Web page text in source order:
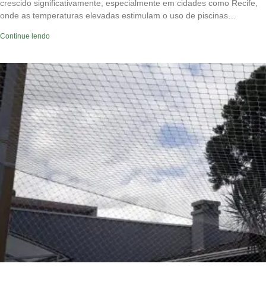
crescido significativamente, especialmente em cidades como Recife,
onde as temperaturas elevadas estimulam o uso de piscinas…
Continue lendo